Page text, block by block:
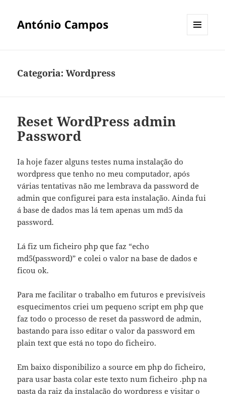
António Campos
Categoria:Wordpress
Reset WordPress admin
Password
Ia hoje fazer alguns testes numa instalação do
wordpress que tenho no meu computador, após
várias tentativas não me lembrava da password de
admin que configurei para esta instalação. Ainda fui
á base de dados mas lá tem apenas um md5 da
password.
Lá fiz um ficheiro php que faz “echo
md5(password)” e colei o valor na base de dados e
ficou ok.
Para me facilitar o trabalho em futuros e previsíveis
esquecimentos criei um pequeno script em php que
faz todo o processo de reset da password de admin,
bastando para isso editar o valor da password em
plain text que está no topo do ficheiro.
Em baixo disponibilizo a source em php do ficheiro,
para usar basta colar este texto num ficheiro .php na
pasta da raiz da instalação do wordpress e visitar o